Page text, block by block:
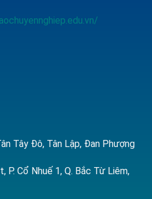
Tây Đô, Tân Lập, Đan Phượng
P. Cổ Nhuế 1, Q. Bắc Từ Liêm,